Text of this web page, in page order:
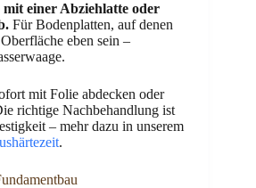
einer Abziehlatte oder
Für Bodenplatten, auf denen
eben sein –
mit Folie abdecken oder
richtige Nachbehandlung ist
– mehr dazu in unserem
.